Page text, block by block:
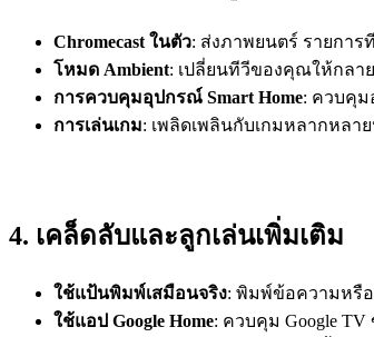
Chromecast ในตัว: ส่งภาพยนตร์ รายการ
โหมด Ambient: เปลี่ยนทีวีของคุณให้กลา
การควบคุมอุปกรณ์ Smart Home: ควบคุม
การเล่นเกม: เพลิดเพลินกับเกมหลากหลา
4. เคล็ดลับและลูกเล่นเพิ่มเติม
ใช้แป้นพิมพ์เสมือนจริง: พิมพ์ข้อความหรื
ใช้แอป Google Home: ควบคุม Google